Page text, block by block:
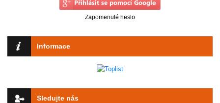
Zapomenuté heslo
Informace
Sledujte nás